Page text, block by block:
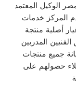
الوكيل المعتمد
المركز خدمات
أصلية منتجة
المدربين
جميع منتجات
حصولهم على